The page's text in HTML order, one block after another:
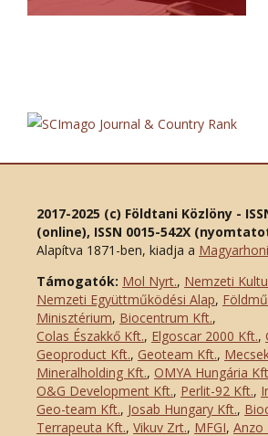
2017-2025 (c) Földtani Közlöny -
(online), ISSN 0015-542X
Alapítva 1871-ben, kiadja a
Támogatók: Mol Nyrt., Nemzeti
Nemzeti Együttműködési Alap,
Minisztérium, Biocentrum Kft.,
Colas Északkő Kft., Elgoscar 2000 Kft.,
Geoproduct Kft., Geoteam Kft.,
Mineralholding Kft., OMYA Hungária
O&G Development Kft., Perlit-92 Kft.,
Geo-team Kft., Josab Hungary Kft.,
Terrapeuta Kft., Vikuv Zrt., MFGI, Anzo